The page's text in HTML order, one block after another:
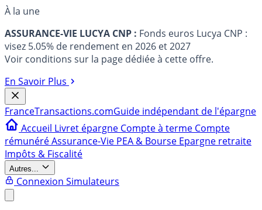
À la une
ASSURANCE-VIE LUCYA CNP : Fonds euros Lucya CNP :
visez 5.05% de rendement en 2026 et 2027
Voir conditions sur la page dédiée à cette offre.
En Savoir Plus
FranceTransactions.comGuide indépendant de l'épargne
Accueil Livret épargne Compte à terme Compte
rémunéréAssurance-Vie PEA & Bourse Epargne retraite
Impôts & Fiscalité
Autres...
Connexion Simulateurs